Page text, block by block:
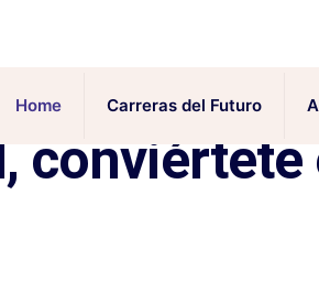
Home Carreras del Futuro
conviértete